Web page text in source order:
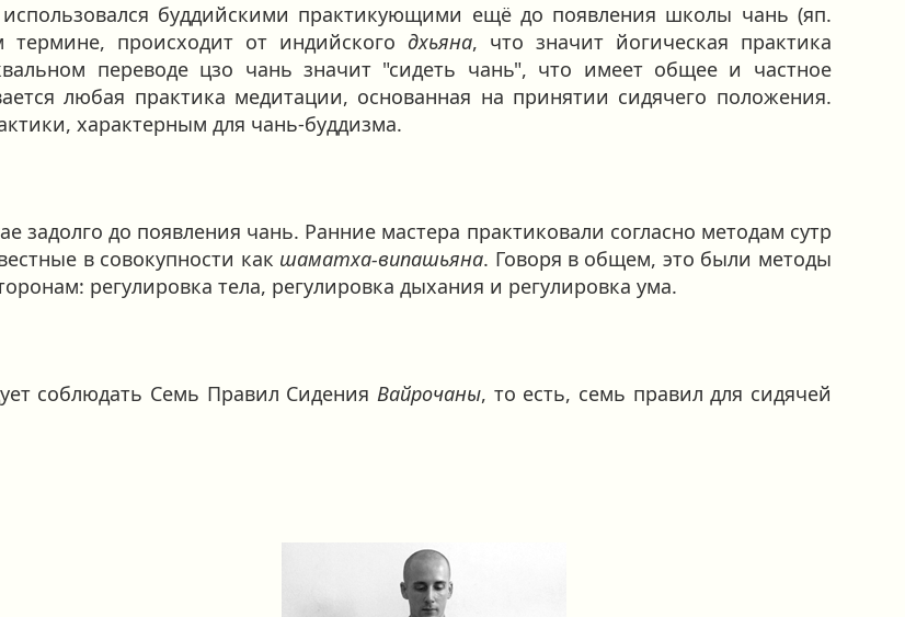
использовался буддийскими практикующими ещё до появления школы чань (яп.
происходит от индийского дхьяна, что значит йогическая практика
переводе цзо чань значит "сидеть чань", что имеет общее и частное
любая практика медитации, основанная на принятии сидячего положения.
характерным для чань-буддизма.
задолго до появления чань. Ранние мастера практиковали согласно методам сутр
в совокупности как шаматха-випашьяна. Говоря в общем, это были методы
регулировка тела, регулировка дыхания и регулировка ума.
соблюдать Семь Правил Сидения Вайрочаны, то есть, семь правил для сидячей